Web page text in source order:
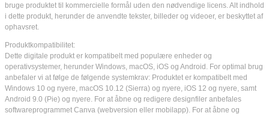
bruge produktet til kommercielle formål uden den nødvendige licens. Alt indhold
i dette produkt, herunder de anvendte tekster, billeder og videoer, er beskyttet af
ophavsret.
Produktkompatibilitet:
Dette digitale produkt er kompatibelt med populære enheder og
operativsystemer, herunder Windows, macOS, iOS og Android. For optimal brug
anbefaler vi at følge de følgende systemkrav: Produktet er kompatibelt med
Windows 10 og nyere, macOS 10.12 (Sierra) og nyere, iOS 12 og nyere, samt
Android 9.0 (Pie) og nyere. For at åbne og redigere designfiler anbefales
softwareprogrammet Canva (webversion eller mobilapp). For at åbne og